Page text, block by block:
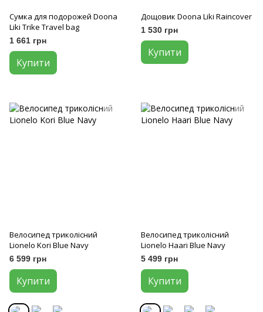
Сумка для подорожей Doona
Liki Trike Travel bag
1 661 грн
Купити
Дощовик Doona Liki Raincover
1 530 грн
Купити
Велосипед триколісний
Lionelo Kori Blue Navy
6 599 грн
Купити
Велосипед триколісний
Lionelo Haari Blue Navy
5 499 грн
Купити